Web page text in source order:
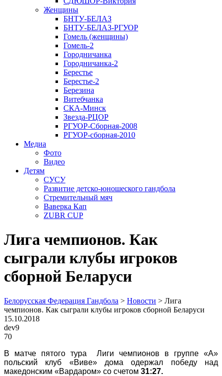
Женщины
БНТУ-БЕЛАЗ
БНТУ-БЕЛАЗ-РГУОР
Гомель (женщины)
Гомель-2
Городничанка
Городничанка-2
Берестье
Берестье-2
Березина
Витебчанка
СКА-Минск
Звезда-РЦОР
РГУОР-Сборная-2008
РГУОР-сборная-2010
Медиа
Фото
Видео
Детям
СУСУ
Развитие детско-юношеского гандбола
Стремительный мяч
Ваверка Кап
ZUBR CUP
Лига чемпионов. Как
сыграли клубы игроков
сборной Беларуси
Белорусская Федерация Гандбола > Новости > Лига
чемпионов. Как сыграли клубы игроков сборной Беларуси
15.10.2018
dev9
70
В матче пятого тура Лиги чемпионов в группе «А»
польский клуб «Виве» дома одержал победу над
македонским «Вардаром» со счетом 31:27.